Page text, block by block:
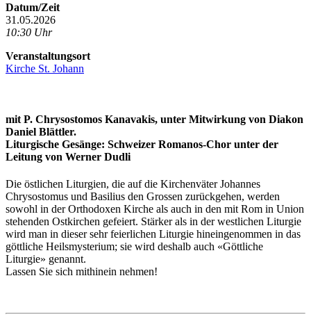
Datum/Zeit
31.05.2026
10:30 Uhr
Veranstaltungsort
Kirche St. Johann
mit P. Chrysostomos Kanavakis, unter Mitwirkung von Diakon
Daniel Blättler.
Liturgische Gesänge: Schweizer Romanos-Chor unter der
Leitung von Werner Dudli
Die östlichen Liturgien, die auf die Kirchenväter Johannes
Chrysostomus und Basilius den Grossen zurückgehen, werden
sowohl in der Orthodoxen Kirche als auch in den mit Rom in Union
stehenden Ostkirchen gefeiert. Stärker als in der westlichen Liturgie
wird man in dieser sehr feierlichen Liturgie hineingenommen in das
göttliche Heilsmysterium; sie wird deshalb auch «Göttliche
Liturgie» genannt.
Lassen Sie sich mithinein nehmen!